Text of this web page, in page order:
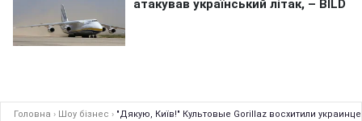
Головна › Шоу бізнес › "Дякую, Київ!" Культовые Gorillaz восхитили